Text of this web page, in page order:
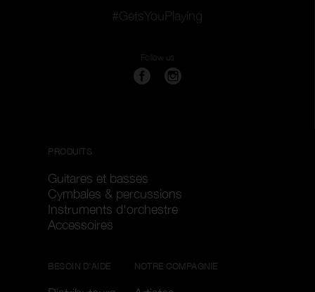
#GetsYouPlaying
Follow us
PRODUITS
Guitares et basses
Cymbales & percussions
Instruments d'orchestre
Accessoires
BESOIN D'AIDE NOTRE COMPAGNIE